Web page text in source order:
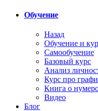
Обучение
Назад
Обучение и
Самообучение
Базовый курс
Анализ
Курс про
Книга о
Видео
Блог